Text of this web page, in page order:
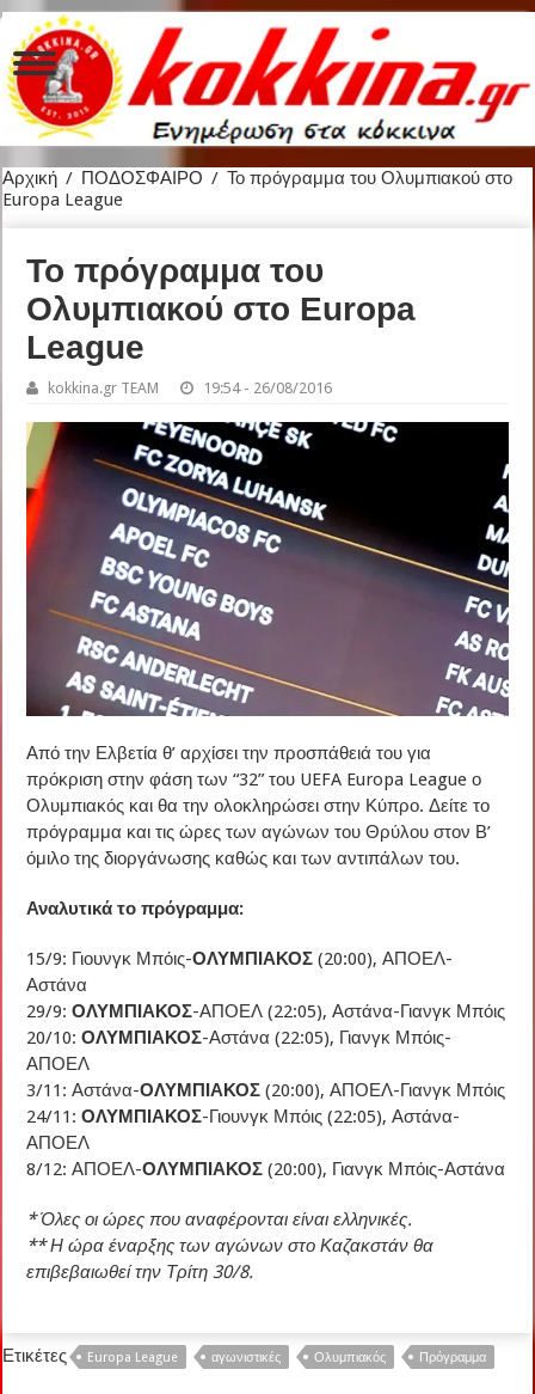
Αρχική / ΠΟΔΟΣΦΑΙΡΟ / Το πρόγραμμα του Ολυμπιακού στο
Europa League
Το πρόγραμμα του
Ολυμπιακού στο Europa
League
kokkina.gr TEAM 19:54 - 26/08/2016
Από την Ελβετία θ’ αρχίσει την προσπάθειά του για
πρόκριση στην φάση των “32” του UEFA Europa League ο
Ολυμπιακός και θα την ολοκληρώσει στην Κύπρο. Δείτε το
πρόγραμμα και τις ώρες των αγώνων του Θρύλου στον Β’
όμιλο της διοργάνωσης καθώς και των αντιπάλων του.
Αναλυτικά το πρόγραμμα:
15/9: Γιουνγκ Μπόις-ΟΛΥΜΠΙΑΚΟΣ (20:00), ΑΠΟΕΛ-
Αστάνα
29/9:ΟΛΥΜΠΙΑΚΟΣ-ΑΠΟΕΛ (22:05), Αστάνα-Γιανγκ Μπόις
20/10:ΟΛΥΜΠΙΑΚΟΣ-Αστάνα (22:05), Γιανγκ Μπόις-
ΑΠΟΕΛ
3/11: Αστάνα-ΟΛΥΜΠΙΑΚΟΣ (20:00), ΑΠΟΕΛ-Γιανγκ Μπόις
24/11:ΟΛΥΜΠΙΑΚΟΣ-Γιουνγκ Μπόις (22:05), Αστάνα-
ΑΠΟΕΛ
8/12: ΑΠΟΕΛ-ΟΛΥΜΠΙΑΚΟΣ (20:00), Γιανγκ Μπόις-Αστάνα
* Όλες οι ώρες που αναφέρονται είναι ελληνικές.
** Η ώρα έναρξης των αγώνων στο Καζακστάν θα
επιβεβαιωθεί την Τρίτη 30/8.
Ετικέτες Europa League αγωνιστικές Ολυμπιακός Πρόγραμμα